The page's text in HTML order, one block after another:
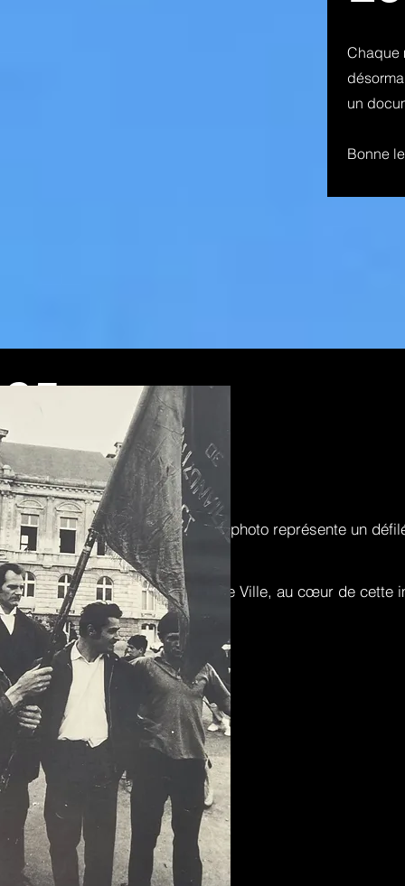
Chaque
un
Bonne
en mai 1968
la métallurgie ardennaise, cette photo représente un
lieu sur la place de l'Hôtel de Ville, au cœur de cette
sociale.